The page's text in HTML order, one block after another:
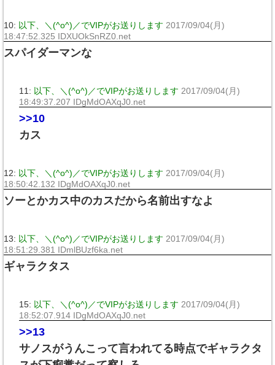
10: 以下、＼(^o^)／でVIPがお送りします 2017/09/04(月)
18:47:52.325 IDXUOkSnRZ0.net
スパイダーマンな
11: 以下、＼(^o^)／でVIPがお送りします 2017/09/04(月)
18:49:37.207 IDgMdOAXqJ0.net
>>10
カス
12: 以下、＼(^o^)／でVIPがお送りします 2017/09/04(月)
18:50:42.132 IDgMdOAXqJ0.net
ソーとかカス中のカスだから名前出すなよ
13: 以下、＼(^o^)／でVIPがお送りします 2017/09/04(月)
18:51:29.381 IDmlBUzf6ka.net
ギャラクタス
15: 以下、＼(^o^)／でVIPがお送りします 2017/09/04(月)
18:52:07.914 IDgMdOAXqJ0.net
>>13
サノスがうんこって言われてる時点でギャラクタ